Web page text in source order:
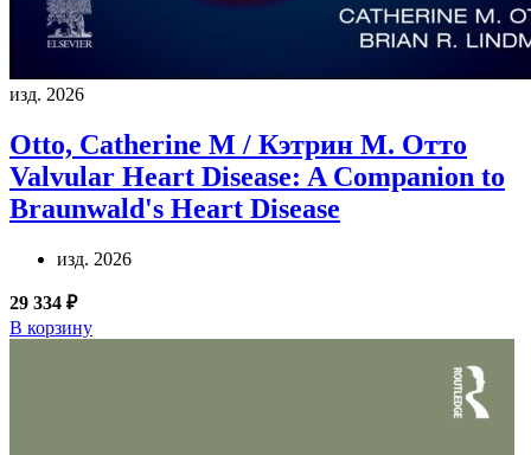
изд. 2026
Otto, Catherine M / Кэтрин М. Отто
Valvular Heart Disease: A Companion to
Braunwald's Heart Disease
изд. 2026
29 334 ₽
В корзину